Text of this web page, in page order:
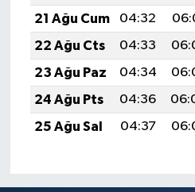
21 Ağu Cum
04:32
22 Ağu Cts
04:33
23 Ağu Paz
04:34
24 Ağu Pts
04:36
25 Ağu Sal
04:37